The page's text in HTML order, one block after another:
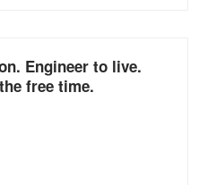
Engineer to live.
free time.